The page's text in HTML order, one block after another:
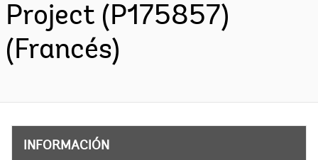
Project (P175857)
(Francés)
INFORMACIÓN